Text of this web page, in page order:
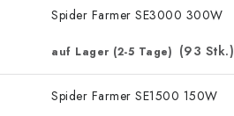
Spider Farmer SE3000 300W
auf Lager (2-5 Tage) (93 Stk.)
Spider Farmer SE1500 150W